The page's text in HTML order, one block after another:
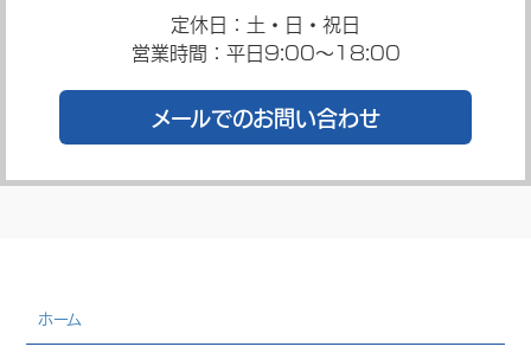
定休日：土・日・祝日
営業時間：平日9:00～18:00
メールでのお問い合わせ
ホーム